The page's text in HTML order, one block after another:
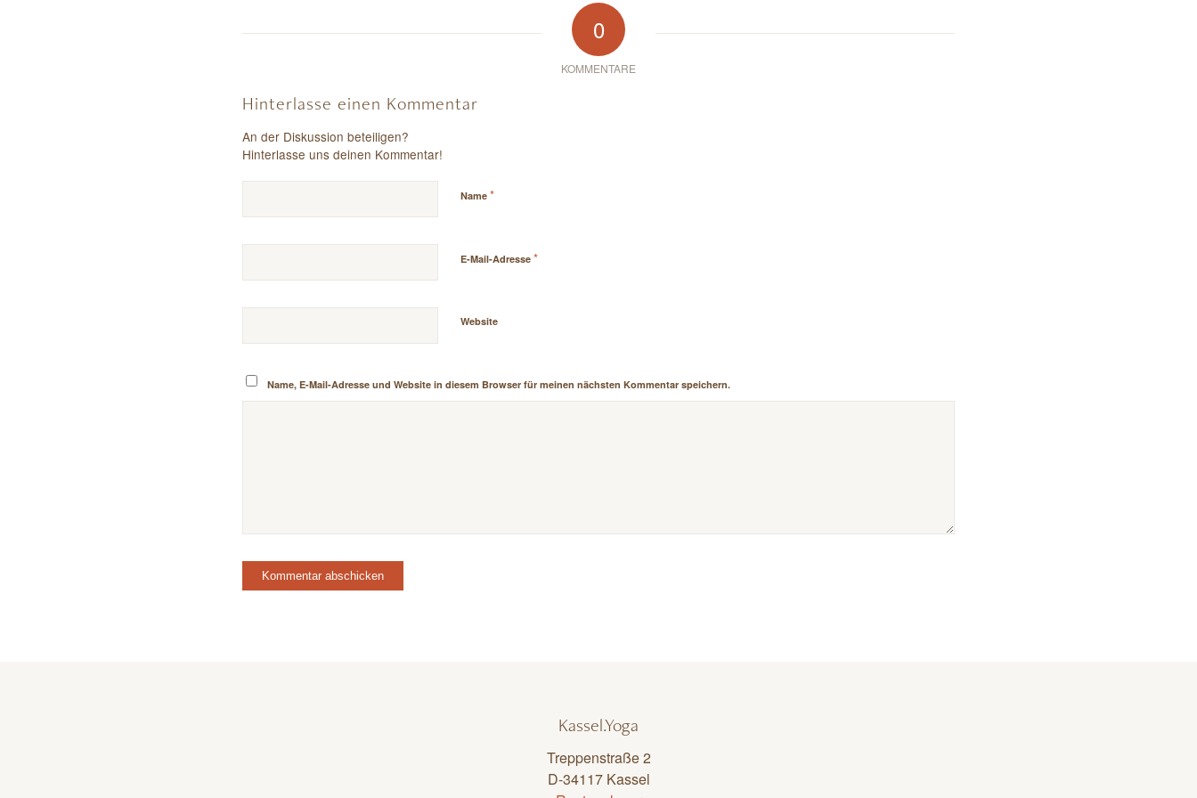
0
KOMMENTARE
Hinterlasse einen Kommentar
An der Diskussion beteiligen?
Hinterlasse uns deinen Kommentar!
Name *
E-Mail-Adresse *
Website
Name, E-Mail-Adresse und Website in diesem Browser für meinen nächsten Kommentar speichern.
Kassel.Yoga
Treppenstraße 2
D-34117 Kassel